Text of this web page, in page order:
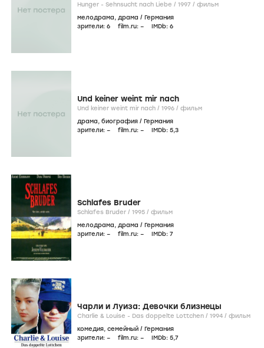
Hunger - Sehnsucht nach Liebe / 1997 / фильм
мелодрама, драма / Германия
зрители: 6 film.ru: – IMDb: 6
Und keiner weint mir nach
Und keiner weint mir nach / 1996 / фильм
драма, биография / Германия
зрители: – film.ru: – IMDb: 5,3
Schlafes Bruder
Schlafes Bruder / 1995 / фильм
мелодрама, драма / Германия
зрители: – film.ru: – IMDb: 7
Чарли и Луиза: Девочки близнецы
Charlie & Louise - Das doppelte Lottchen / 1994 / фильм
комедия, семейный / Германия
зрители: – film.ru: – IMDb: 5,7